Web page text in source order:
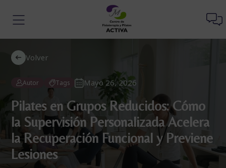
Volver
Autor Tags Mayo 26, 2026
Pilates en Grupos Reducidos: Cómo
la Supervisión Personalizada Acelera
la Recuperación Funcional y Previene
Lesiones